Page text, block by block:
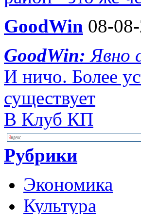
GoodWin 08-
GoodWin:Явно
И ничо. Более
существует
В Клуб КП
Рубрики
Экономика
Культура